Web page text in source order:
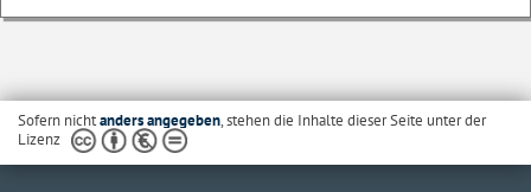
Sofern nichtanders angegeben, stehen die Inhalte dieser Seite unter der
Lizenz